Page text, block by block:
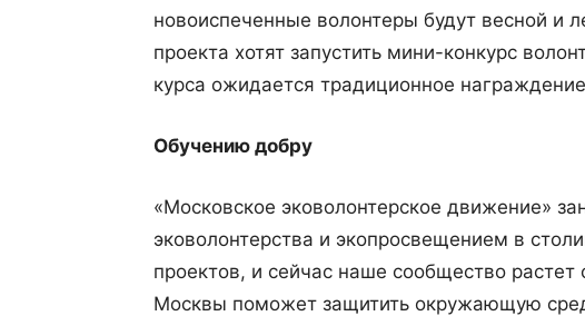
новоиспеченные волонтеры будут весной и
проекта хотят запустить мини-конкурс
курса ожидается традиционное
Обучению добру
«Московское эковолонтерское движение»
эковолонтерства и экопросвещением в
проектов, и сейчас наше сообщество
Москвы поможет защитить окружающую